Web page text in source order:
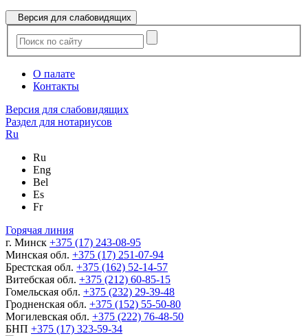
Версия для слабовидящих
О палате
Контакты
Версия для слабовидящих
Раздел для нотариусов
Ru
Ru
Eng
Bel
Es
Fr
Горячая линия
г. Минск +375 (17) 243-08-95
Минская обл. +375 (17) 251-07-94
Брестская обл. +375 (162) 52-14-57
Витебская обл. +375 (212) 60-85-15
Гомельская обл. +375 (232) 29-39-48
Гродненская обл. +375 (152) 55-50-80
Могилевская обл. +375 (222) 76-48-50
БНП +375 (17) 323-59-34